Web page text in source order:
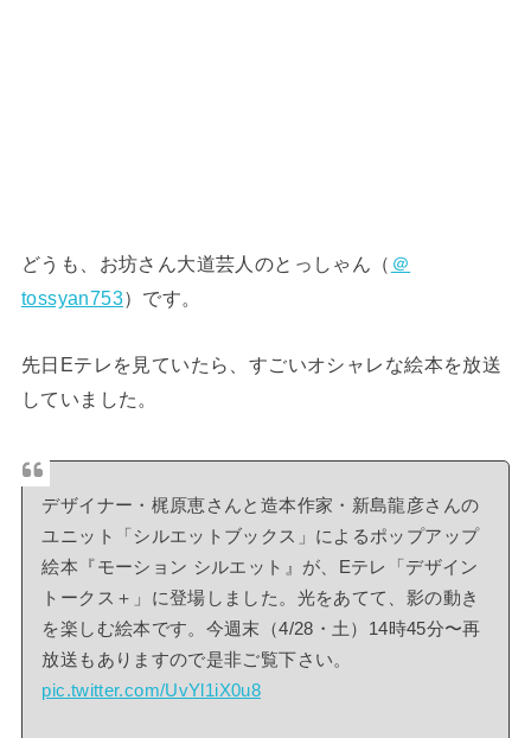
どうも、お坊さん大道芸人のとっしゃん（ ＠
tossyan753）です。
先日Eテレを見ていたら、すごいオシャレな絵本を放送
していました。
デザイナー・梶原恵さんと造本作家・新島龍彦さんの
ユニット「シルエットブックス」によるポップアップ
絵本『モーション シルエット』が、Eテレ「デザイン
トークス＋」に登場しました。光をあてて、影の動き
を楽しむ絵本です。今週末（4/28・土）14時45分〜再
放送もありますので是非ご覧下さい。
pic.twitter.com/UvYl1iX0u8